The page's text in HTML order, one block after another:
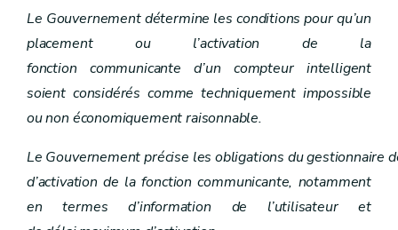
Art. 25
Chapitre IV
Droits et obligations du gestionnaire de réseau
Section première
Notification et permission de voirie
Art. 18
Art. 19
Art. 20
Art. 21
Art. 22
Art. 23
Art. 24
Art. 25
Le Gouvernement détermine les conditions pour qu’un
placement ou l’activation de la
fonction communicante d’un compteur intelligent
soient considérés comme techniquement impossible
ou non économiquement raisonnable.
Le Gouvernement précise les obligations du gestionnaire
d’activation de la fonction communicante, notamment
en termes d’information de l’utilisateur et